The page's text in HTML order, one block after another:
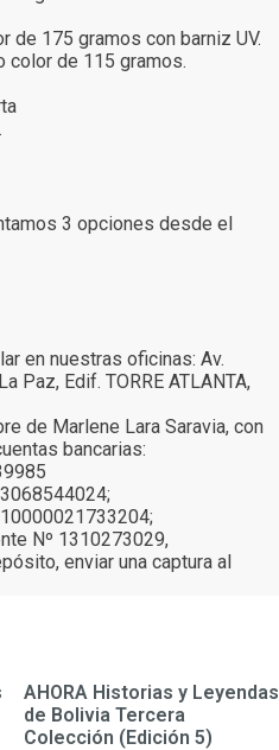
de 175 gramos con barniz UV.
color de 115 gramos.
3 opciones desde el
en nuestras oficinas: Av.
Paz, Edif. TORRE ATLANTA,
de Marlene Lara Saravia, con
bancarias:
Nº 1310273029,
enviar una captura al
AHORA Historias y Leyendas
de Bolivia Tercera
Colección (Edición 5)